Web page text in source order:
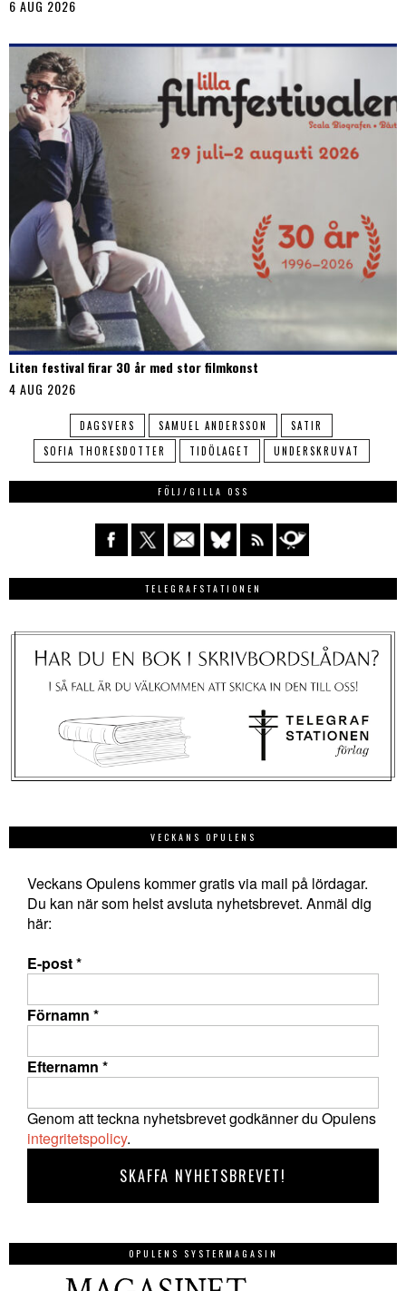
6 AUG 2026
Liten festival firar 30 år med stor filmkonst
4 AUG 2026
DAGSVERS SAMUEL ANDERSSON
SATIR
SOFIA THORESDOTTER
TIDÖLAGET UNDERSKRUVAT
FÖLJ/GILLA OSS
TELEGRAFSTATIONEN
VECKANS OPULENS
Veckans Opulens kommer gratis via mail på lördagar.
Du kan när som helst avsluta nyhetsbrevet. Anmäl dig
här:
E-post*
Förnamn *
Efternamn *
Genom att teckna nyhetsbrevet godkänner du Opulens
integritetspolicy.
OPULENS SYSTERMAGASIN